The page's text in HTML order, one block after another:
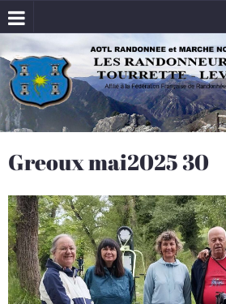
Greoux mai2025 30